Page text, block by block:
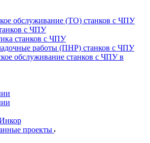
обслуживание (ТО) станков с ЧПУ
с ЧПУ
станков с ЧПУ
работы (ПНР) станков с ЧПУ
обслуживание станков с ЧПУ в
проекты